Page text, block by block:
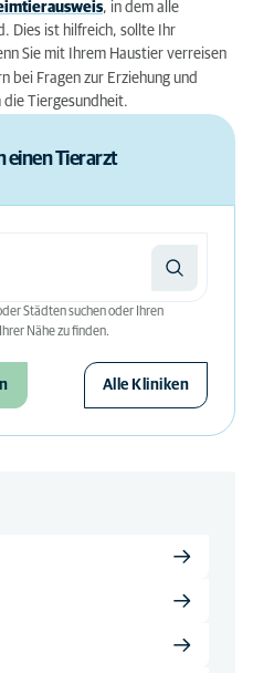
, in dem alle
Dies ist hilfreich, sollte Ihr
Sie mit Ihrem Haustier verreisen
bei Fragen zur Erziehung und
die Tiergesundheit.
einen Tierarzt
Städten suchen oder Ihren
Nähe zu finden.
Alle Kliniken